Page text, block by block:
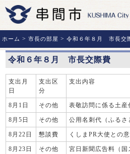
ホーム >市長の部屋 >令和６年８月 市長交
令和６年８月 市長交際費
支出月
日
支出区
分
支出内容
8月1日 その他 表敬訪問に係る土産
8月5日 その他 公用名刺代（ふるさ
8月22日 懇談費 くしまPR大使との
8月23日 その他
宮日新聞広告料（国